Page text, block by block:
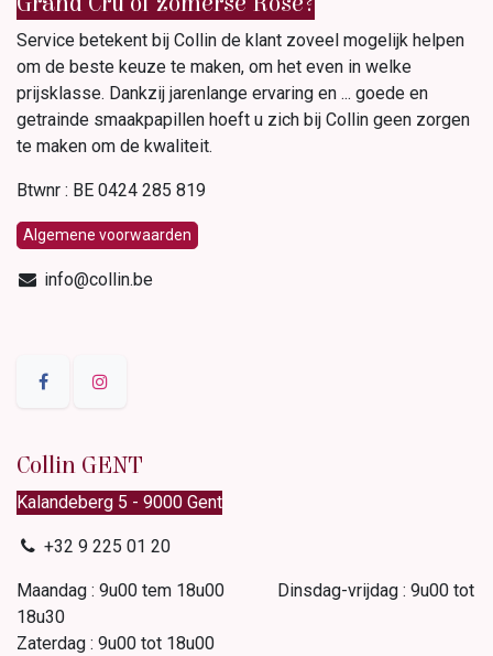
Service betekent bij Collin de klant zoveel mogelijk helpen
om de beste keuze te maken, om het even in welke
prijsklasse. Dankzij jarenlange ervaring en ... goede en
getrainde smaakpapillen hoeft u zich bij Collin geen zorgen
te maken om de kwaliteit.
Btwnr : BE 0424 285 819
Algemene voorwaarden
info@collin.be
Collin GENT
Kalandeberg 5 - 9000 Gent​
+32 9 225 01 20
Maandag : 9u00 tem 18u00 Dinsdag-vrijdag : 9u00 tot
18u30
Zaterdag : 9u00 tot 18u00